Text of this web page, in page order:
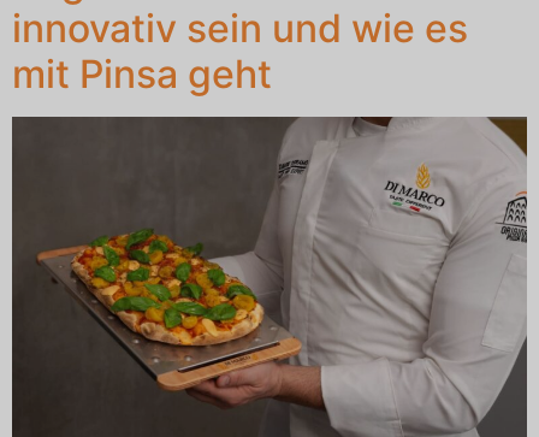
innovativ sein und wie es
mit Pinsa geht